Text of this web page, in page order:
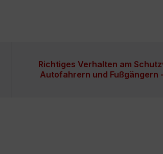
Richtiges Verhalten am
Autofahrern und Fußgängern